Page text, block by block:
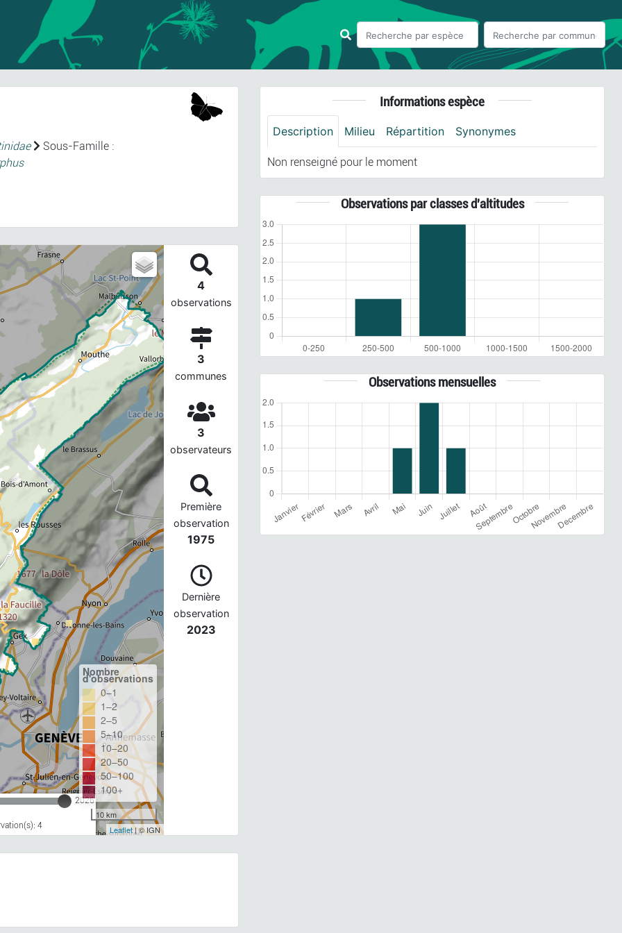
Sous-Famille :
2026
4
Nombre
d'observations
0–1
1–2
2–5
5–10
10–20
20–50
50–100
100+
10 km
Leaflet| © IGN
4
observations
3
communes
3
observateurs
Première
observation
1975
Dernière
observation
2023
Informations espèce
Description Milieu Répartition Synonymes
Non renseigné pour le moment
Observations par classes d'altitudes
Observations mensuelles